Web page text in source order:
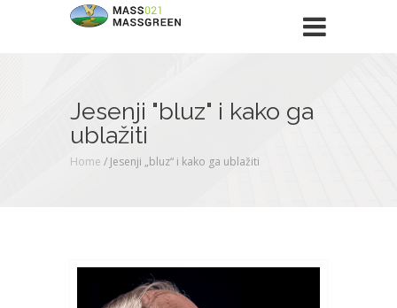
Jesenji "bluz" i kako ga
ublažiti
Home / Jesenji „bluz“ i kako ga ublažiti